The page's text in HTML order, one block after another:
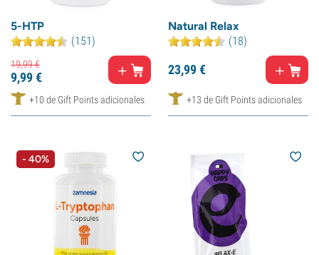
5-HTP
(151)
19,99€
9,99€
+10 de Gift Points adicionales
Natural Relax
(18)
23,99€
+13 de Gift Points adicionales
- 40%